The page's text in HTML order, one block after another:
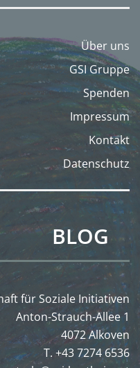
Über uns
GSI Gruppe
Spenden
Impressum
Kontakt
Datenschutz
BLOG
für Soziale Initiativen
Anton-Strauch-Allee 1
4072 Alkoven
T. +43 7274 6536